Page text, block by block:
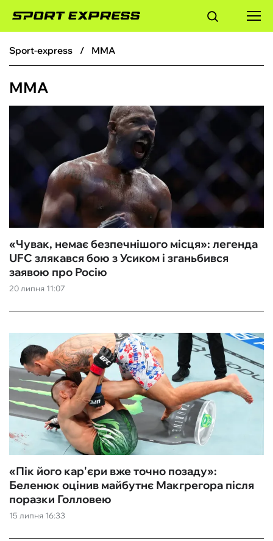
ФУТБОЛ
ХОКЕЙ
ТЕНІС
КІБЕРСПОРТ
ЧС-2026
ІНШІ
БУКМЕКЕРИ
sport-express ММА
ММА
20 липня 11:07
«‎Чувак, немає безпечнішого місця»: легенда
UFC злякався бою з Усиком і зганьбився
заявою про Росію
15 липня 16:33
«Пік його кар'єри вже точно позаду»:
Беленюк оцінив майбутнє Макгрегора після
поразки Голловею